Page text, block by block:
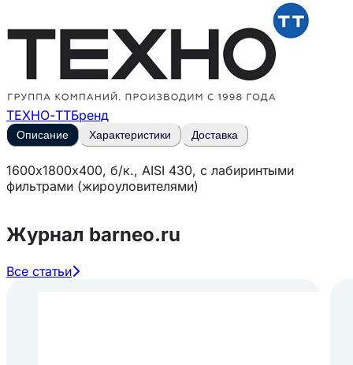
ТЕХНО-ТТБренд
Описание Характеристики Доставка
1600х1800х400, б/к., AISI 430, с лабиринтыми
фильтрами (жироуловителями)
Журнал barneo.ru
Все статьи